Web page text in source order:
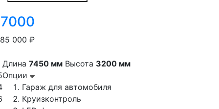
000 ₽
Длина 7450 мм Высота 3200 мм
Опции
Гараж для автомобиля
Круизконтроль